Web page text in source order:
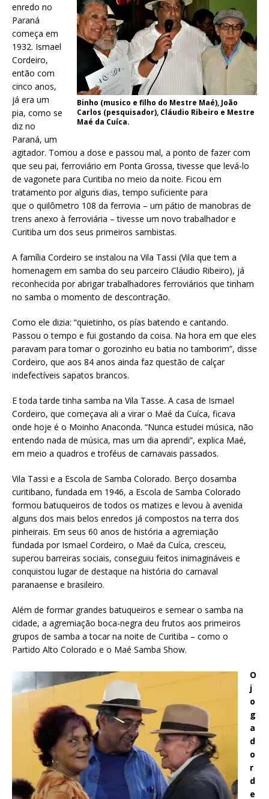
Binho (musico e filho do Mestre Maé), João
Carlos (pesquisador), Cláudio Ribeiro e Mestre
Maé da Cuíca.
enredo no
Paraná
começa em
1932. Ismael
Cordeiro,
então com
cinco anos,
já era um
pia, como se
diz no
Paraná, um
agitador. Tomou a dose e passou mal, a ponto de fazer com
que seu pai, ferroviário em Ponta Grossa, tivesse que levá-lo
de vagonete para Curitiba no meio da noite. Ficou em
tratamento por alguns dias, tempo suficiente para
que o quilômetro 108 da ferrovia – um pátio de manobras de
trens anexo à ferroviária – tivesse um novo trabalhador e
Curitiba um dos seus primeiros sambistas.
A família Cordeiro se instalou na Vila Tassi (Vila que tem a
homenagem em samba do seu parceiro Cláudio Ribeiro), já
reconhecida por abrigar trabalhadores ferroviários que tinham
no samba o momento de descontração.
Como ele dizia: “quietinho, os pías batendo e cantando.
Passou o tempo e fui gostando da coisa. Na hora em que eles
paravam para tomar o gorozinho eu batia no tamborim”, disse
Cordeiro, que aos 84 anos ainda faz questão de calçar
indefectíveis sapatos brancos.
E toda tarde tinha samba na Vila Tasse. A casa de Ismael
Cordeiro, que começava ali a virar o Maé da Cuíca, ficava
onde hoje é o Moinho Anaconda. “Nunca estudei música, não
entendo nada de música, mas um dia aprendi”, explica Maé,
em meio a quadros e troféus de carnavais passados.
Vila Tassi e a Escola de Samba Colorado. Berço dosamba
curitibano, fundada em 1946, a Escola de Samba Colorado
formou batuqueiros de todos os matizes e levou à avenida
alguns dos mais belos enredos já compostos na terra dos
pinheirais. Em seus 60 anos de história a agremiação
fundada por Ismael Cordeiro, o Maé da Cuíca, cresceu,
superou barreiras sociais, conseguiu feitos inimagináveis e
conquistou lugar de destaque na história do carnaval
paranaense e brasileiro.
Além de formar grandes batuqueiros e semear o samba na
cidade, a agremiação boca-negra deu frutos aos primeiros
grupos de samba a tocar na noite de Curitiba – como o
Partido Alto Colorado e o Maé Samba Show.
O
j
o
g
a
d
o
r
d
e